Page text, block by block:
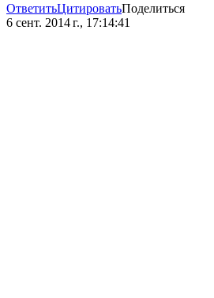
ОтветитьЦитироватьПоделиться
6 сент. 2014 г., 17:14:41